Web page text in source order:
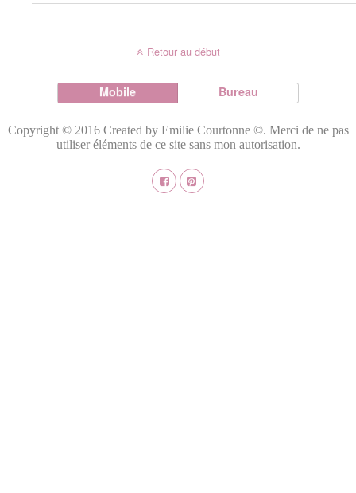
Retour au début
Mobile Bureau
Copyright © 2016 Created by Emilie Courtonne ©. Merci de ne pas
utiliser éléments de ce site sans mon autorisation.